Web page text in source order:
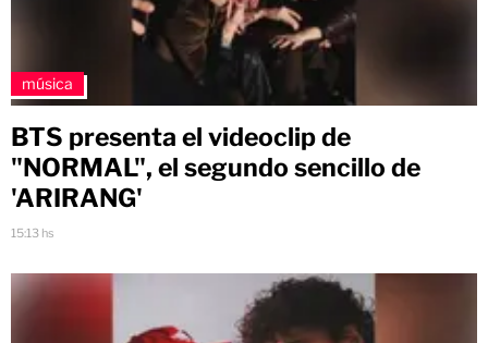
música
BTS presenta el videoclip de
"NORMAL", el segundo sencillo de
'ARIRANG'
15:13 hs